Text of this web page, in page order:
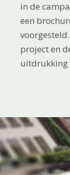
in de
een
project en
uitdrukking